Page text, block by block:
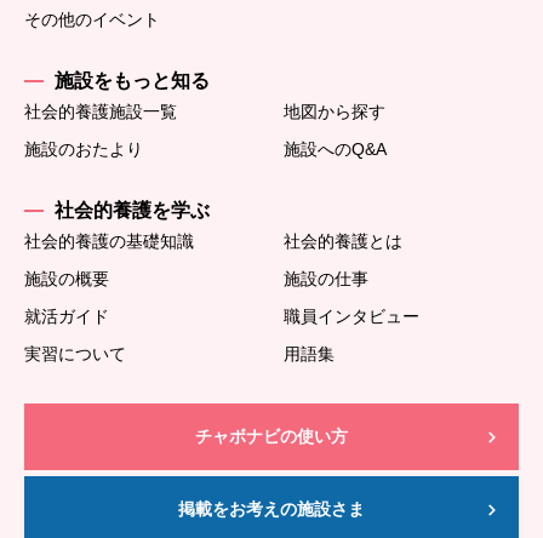
その他のイベント
施設をもっと知る
社会的養護施設一覧
地図から探す
施設のおたより
施設へのQ&A
社会的養護を学ぶ
社会的養護の基礎知識
社会的養護とは
施設の概要
施設の仕事
就活ガイド
職員インタビュー
実習について
用語集
チャボナビの使い方
掲載をお考えの施設さま